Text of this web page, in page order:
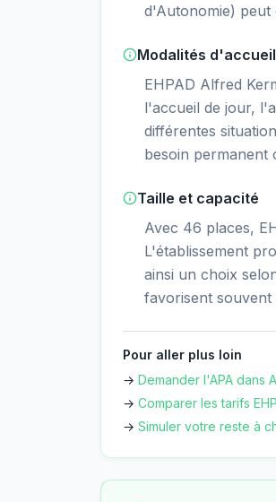
d'Autonomie) peut
Modalités d'accueil
EHPAD Alfred
l'accueil de jour,
différentes
besoin permanent
Taille et capacité
Avec 46 places,
L'établissement
ainsi un choix
favorisent souvent
Pour aller plus loin
→ Demander l'APA dans
→ Comparer les tarifs
→ Simuler votre reste à